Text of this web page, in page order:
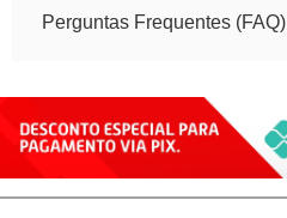
Perguntas Frequentes (FAQ)